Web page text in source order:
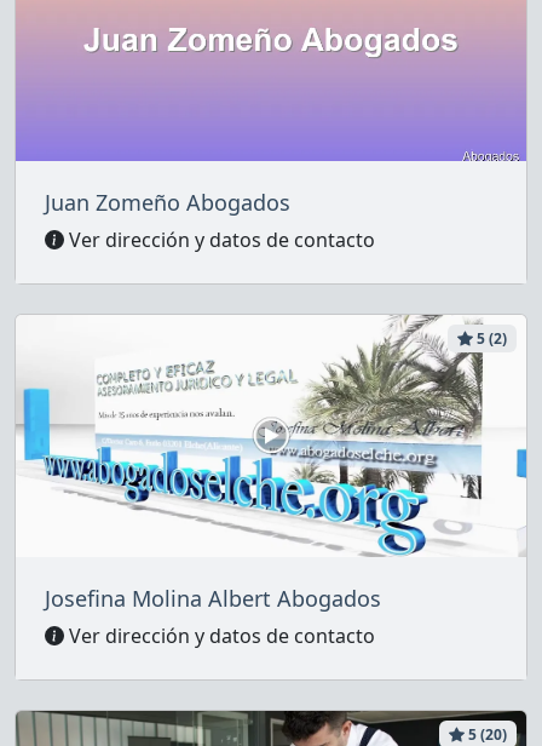
Juan Zomeño Abogados
Ver dirección y datos de contacto
5 (2)
Josefina Molina Albert Abogados
Ver dirección y datos de contacto
5 (20)